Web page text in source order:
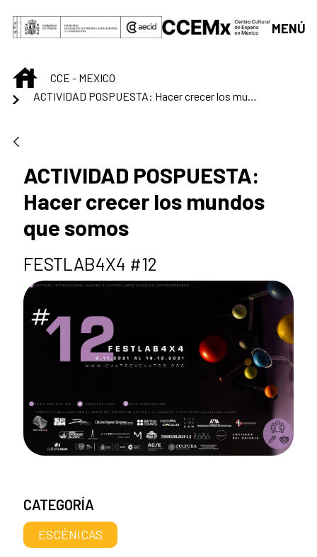
Saltar al contenido principal
MENÚ
INICIOCCE - MEXICO
ACTIVIDAD POSPUESTA: Hacer crecer los mundos que somos
ACTIVIDAD POSPUESTA:
Hacer crecer los mundos
que somos
FESTLAB4X4 #12
CATEGORÍA
ESCÉNICAS